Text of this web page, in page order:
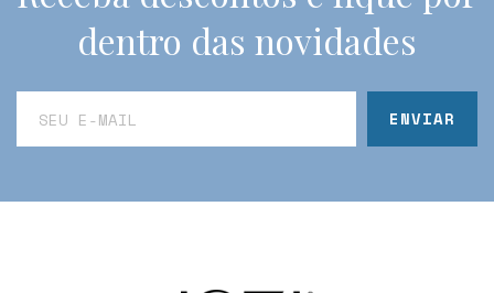
dentro das novidades